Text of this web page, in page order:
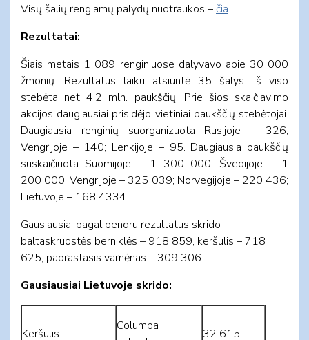
Visų šalių rengiamų palydų nuotraukos –čia
Rezultatai:
Šiais metais 1 089 renginiuose dalyvavo apie 30 000
žmonių. Rezultatus laiku atsiuntė 35 šalys. Iš viso
stebėta net 4,2 mln. paukščių. Prie šios skaičiavimo
akcijos daugiausiai prisidėjo vietiniai paukščių stebėtojai.
Daugiausia renginių suorganizuota Rusijoje – 326;
Vengrijoje – 140; Lenkijoje – 95. Daugiausia paukščių
suskaičiuota Suomijoje – 1 300 000; Švedijoje – 1
200 000; Vengrijoje – 325 039; Norvegijoje – 220 436;
Lietuvoje – 168 4334.
Gausiausiai pagal bendru rezultatus skrido
baltaskruostės berniklės – 918 859, keršulis – 718
625, paprastasis varnėnas – 309 306.
Gausiausiai Lietuvoje skrido:
Keršulis
Columba
32 615